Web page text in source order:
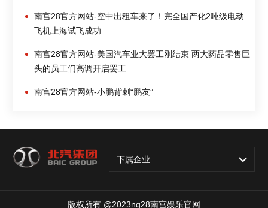
南宫28官方网站-空中出租车来了！完全国产化2吨级电动
飞机上海试飞成功
南宫28官方网站-美国汽车业大罢工刚结束 两大药品零售巨
头的员工们高调开启罢工
南宫28官方网站-小鹏背刺“鹏友”
下属企业
版权所有 @2023ng28南宫娱乐官网